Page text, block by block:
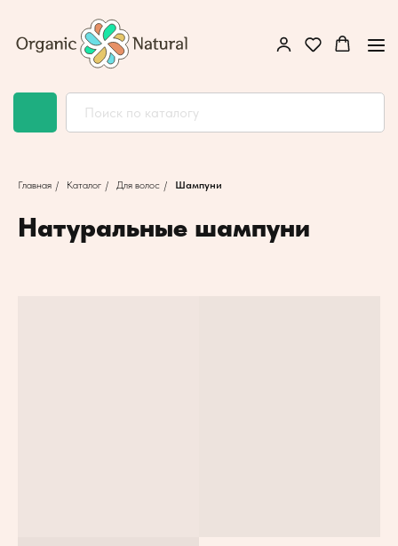
Главная / Каталог / Для волос / Шампуни
Натуральные шампуни